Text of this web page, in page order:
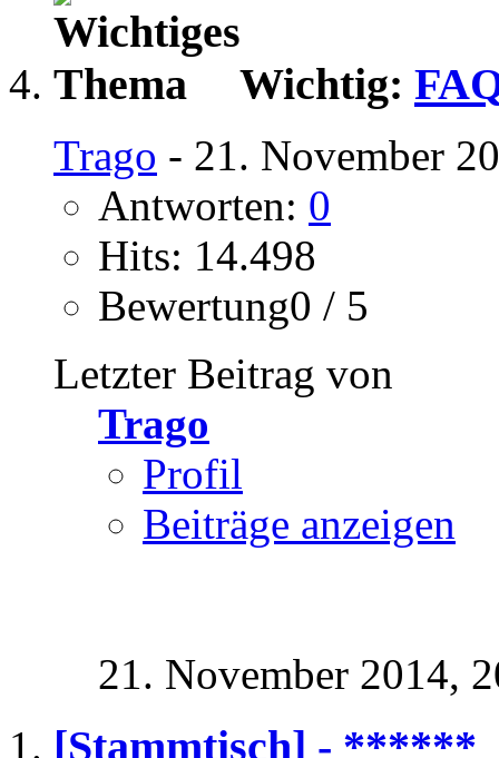
Wichtig:
Trago - 21. November
Antworten: 0
Hits: 14.498
Bewertung0 / 5
Letzter Beitrag von
Trago
Profil
Beiträge anzeigen
21. November 2014,
[Stammtisch] - ******